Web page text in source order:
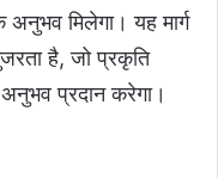
अनुभव मिलेगा। यह मार्ग
है, जो प्रकृति
प्रदान करेगा।